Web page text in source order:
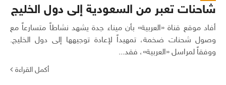
شاحنات تعبر من السعودية إلى دول الخليج
أفاد موقع قناة «العربية» بأن ميناء جدة يشهد نشاطاً متسارعاً مع
وصول شحنات ضخمة، تمهيداً لإعادة توجيهها إلى دول الخليج.
ووفقاً لمراسل «العربية»، فقد...
أكمل القراءة